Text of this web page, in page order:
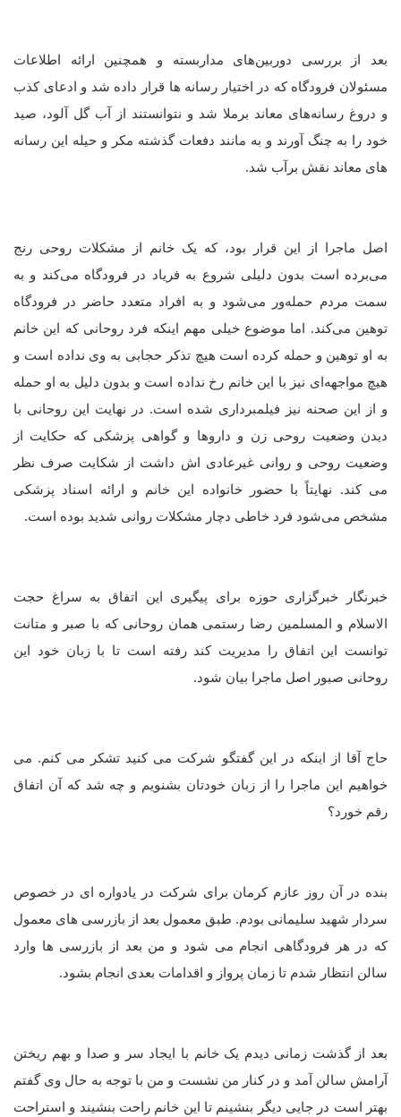
بعد از بررسی دوربین‌های مداربسته و همچنین ارائه اطلاعات
مسئولان فرودگاه که در اختیار رسانه ها قرار داده شد و ادعای کذب
و دروغ رسانه‌های معاند برملا شد و نتوانستند از آب گل آلود، صید
خود را به چنگ آورند و به مانند دفعات گذشته مکر و حیله این رسانه
های معاند نقش برآب شد.
اصل ماجرا از این قرار بود، که یک خانم از مشکلات روحی رنج
می‌برده است بدون دلیلی شروع به فریاد در فرودگاه می‌کند و به
سمت مردم حمله‌ور می‌شود و به افراد متعدد حاضر در فرودگاه
توهین می‌کند. اما موضوع خیلی مهم اینکه فرد روحانی که این خانم
به او توهین و حمله کرده است هیچ تذکر حجابی به وی نداده است و
هیچ مواجهه‌ای نیز با این خانم رخ نداده است و بدون دلیل به او حمله
و از این صحنه نیز فیلمبرداری شده است. در نهایت این روحانی با
دیدن وضعیت روحی زن و داروها و گواهی پزشکی که حکایت از
وضعیت روحی و روانی غیرعادی اش داشت از شکایت صرف نظر
می کند. نهایتاً با حضور خانواده این خانم و ارائه اسناد پزشکی
مشخص می‌شود فرد خاطی دچار مشکلات روانی شدید بوده‌ است.
خبرنگار خبرگزاری حوزه برای پیگیری این اتفاق به سراغ حجت
الاسلام و المسلمین رضا رستمی همان روحانی که با صبر و متانت
توانست این اتفاق را مدیریت کند رفته است تا با زبان خود این
روحانی صبور اصل ماجرا بیان شود.
حاج آقا از اینکه در این گفتگو شرکت می کنید تشکر می کنم. می
خواهیم این ماجرا را از زبان خودتان بشنویم و چه شد که آن اتفاق
رقم خورد؟
بنده در آن روز عازم کرمان برای شرکت در یادواره ای در خصوص
سردار شهید سلیمانی بودم. طبق معمول بعد از بازرسی های معمول
که در هر فرودگاهی انجام می شود و من بعد از بازرسی ها وارد
سالن انتظار شدم تا زمان پرواز و اقدامات بعدی انجام بشود.
بعد از گذشت زمانی دیدم یک خانم با ایجاد سر و صدا و بهم ریختن
آرامش سالن آمد و در کنار من نشست و من با توجه به حال وی گفتم
بهتر است در جایی دیگر بنشینم تا این خانم راحت بنشیند و استراحت